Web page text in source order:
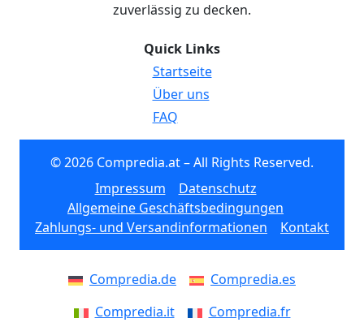
zuverlässig zu decken.
Quick Links
Startseite
Über uns
FAQ
© 2026 Compredia.at – All Rights Reserved.
Impressum
Datenschutz
Allgemeine Geschäftsbedingungen
Zahlungs- und Versandinformationen
Kontakt
Compredia.de
Compredia.es
Compredia.it
Compredia.fr